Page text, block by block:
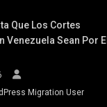
Que Los Cortes
Venezuela Sean Por El
Migration User